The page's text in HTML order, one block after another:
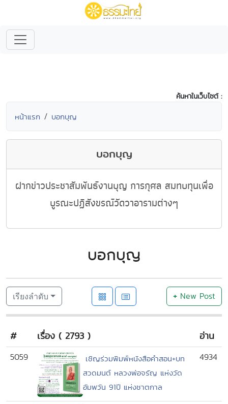
ค้นหาในเว็บไซต์ :
หน้าแรก บอกบุญ
บอกบุญ
ฝากข่าวประชาสัมพันธ์งานบุญ การกุศล สมทบทุนเพื่อ
บูรณะปฏิสังขรณ์วัดวาอารามต่างๆ
บอกบุญ
เรียงลำดับ +New Post
# เรื่อง ( 2793 ) อ่าน
5059
เชิญร่วมพิมพ์หนังสือคำสอน+บท
สวดมนต์ หลวงพ่อจรัญ แห่งวัด
อัมพวัน 91ปี แห่งชาตกาล
4934